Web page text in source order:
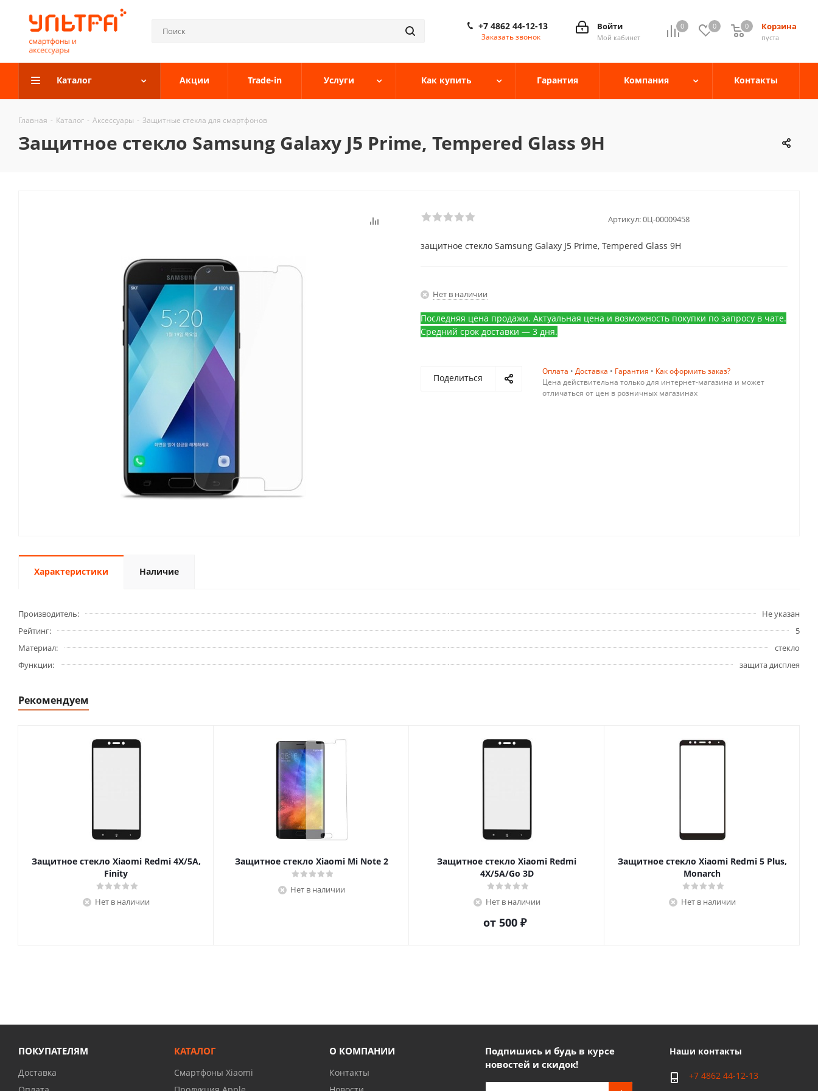
0 0 Корзина
0
пуста
0
Войти
Мой кабинет
+7 4862 44-12-13
Заказать звонок
Каталог Акции Trade-in Услуги Как купить Гарантия Компания Контакты
Главная - Каталог - Аксессуары - Защитные стекла для смартфонов
Защитное стекло Samsung Galaxy J5 Prime, Tempered Glass 9H
Артикул:0Ц-00009458
защитное стекло Samsung Galaxy J5 Prime, Tempered Glass 9H
Нет в наличии
Последняя цена продажи. Актуальная цена и возможность покупки по запросу в чате.
Средний срок доставки — 3 дня.
Поделиться
Оплата • Доставка • Гарантия • Как оформить заказ?
Цена действительна только для интернет-магазина и может
отличаться от цен в розничных магазинах
Характеристики Наличие
Производитель
Не указан
Рейтинг
5
Материал
стекло
Функции
защита дисплея
Рекомендуем
Защитное стекло Xiaomi Redmi 4X/5A,
Finity
Нет в наличии
Защитное стекло Xiaomi Mi Note 2
Нет в наличии
Защитное стекло Xiaomi Redmi
4X/5A/Go 3D
Нет в наличии
от 500 ₽
Защитное стекло Xiaomi Redmi 5 Plus,
Monarch
Нет в наличии
ПОКУПАТЕЛЯМ
Доставка
КАТАЛОГ
Смартфоны Xiaomi
О КОМПАНИИ
Контакты
Подпишись и будь в курсе
новостей и скидок!
Наши контакты
+7 4862 44-12-13